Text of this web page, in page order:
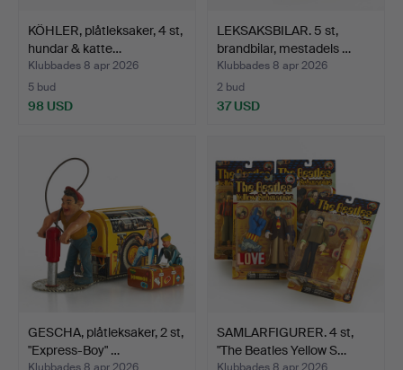
KÖHLER, plåtleksaker, 4 st,
hundar & katte…
Klubbades 8 apr 2026
5 bud
98 USD
LEKSAKSBILAR. 5 st,
brandbilar, mestadels …
Klubbades 8 apr 2026
2 bud
37 USD
GESCHA, plåtleksaker, 2 st,
"Express-Boy" …
Klubbades 8 apr 2026
SAMLARFIGURER. 4 st,
"The Beatles Yellow S…
Klubbades 8 apr 2026